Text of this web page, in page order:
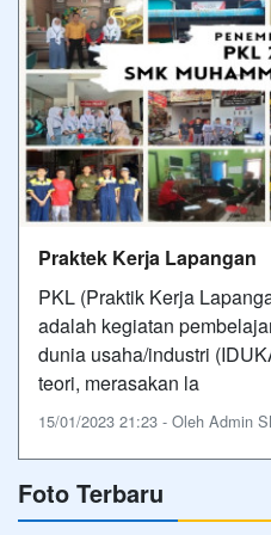
Praktek Kerja Lapangan
PKL (Praktik Kerja
adalah kegiatan
dunia usaha/industri
teori, merasakan la
15/01/2023 21:23 - Oleh Admin
Foto Terbaru